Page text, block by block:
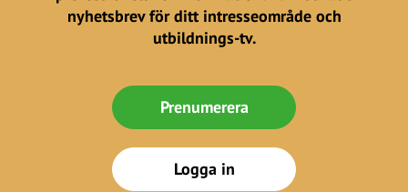
nyhetsbrev för ditt intresseområde och
utbildnings-tv.
Prenumerera
Logga in